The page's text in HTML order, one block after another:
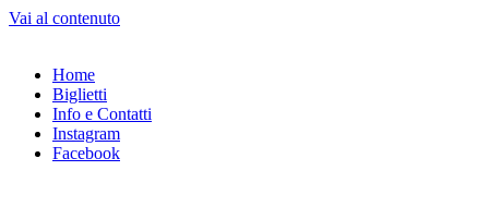
Vai al contenuto
Home
Biglietti
Info e Contatti
Instagram
Facebook